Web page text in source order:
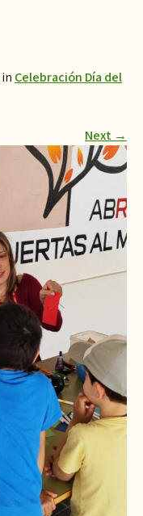
in Celebración Día del
Next →